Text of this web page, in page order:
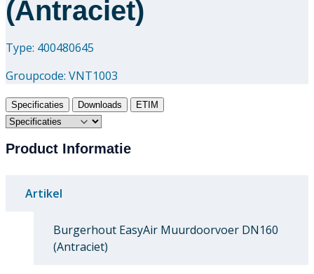
(Antraciet)
Type: 400480645
Groupcode: VNT1003
Specificaties Downloads ETIM
Product Informatie
Artikel
Burgerhout EasyAir Muurdoorvoer DN160
(Antraciet)